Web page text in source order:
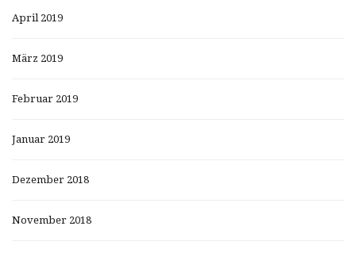
April 2019
März 2019
Februar 2019
Januar 2019
Dezember 2018
November 2018